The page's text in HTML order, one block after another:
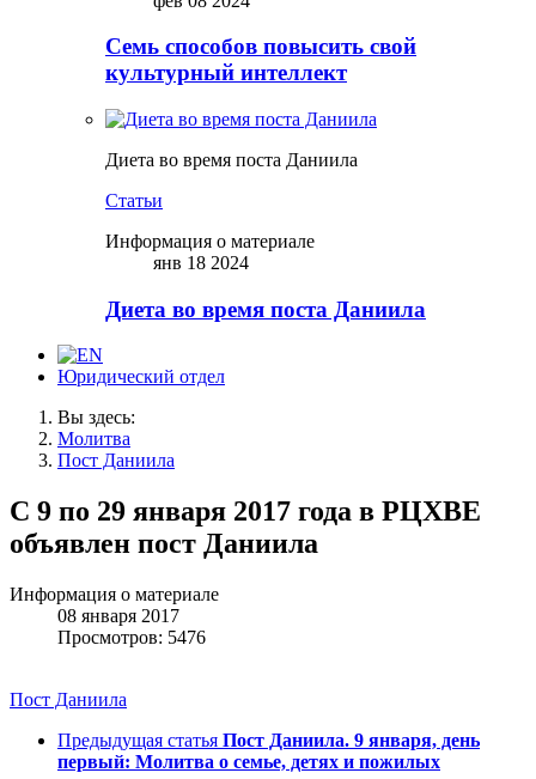
Семь способов повысить свой
культурный интеллект
Диета во время поста Даниила
Статьи
Информация о материале
янв 18 2024
Диета во время поста Даниила
Юридический отдел
Вы здесь:
Молитва
Пост Даниила
С 9 по 29 января 2017 года в РЦХВЕ
объявлен пост Даниила
Информация о материале
08 января 2017
Просмотров: 5476
Пост Даниила
Предыдущая статья Пост Даниила. 9 января, день
первый: Молитва о семье, детях и пожилых